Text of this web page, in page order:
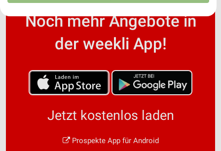
Noch mehr Angebote in
der weekli App!
Jetzt kostenlos laden
Prospekte App für Android
Website/App.
Wir nutzen Ihre Daten für folgende Zwecke:
Speichern von oder Zugriff auf Informationen
auf einem Endgerät
Werbeanzeigen